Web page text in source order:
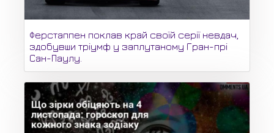
Ферстаппен поклав край своїй серії невдач,
здобувши тріумф у заплутаному Гран-прі
Сан-Паулу.